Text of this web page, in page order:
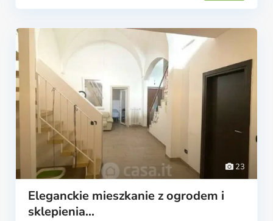
23
Eleganckie mieszkanie z ogrodem i
sklepienia...